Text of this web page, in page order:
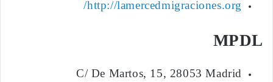
http://lamercedmigraciones.org/
MPDL
C/ De Martos, 15, 28053 Madrid